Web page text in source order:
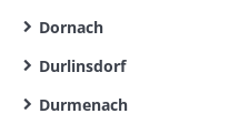
Dornach
Durlinsdorf
Durmenach